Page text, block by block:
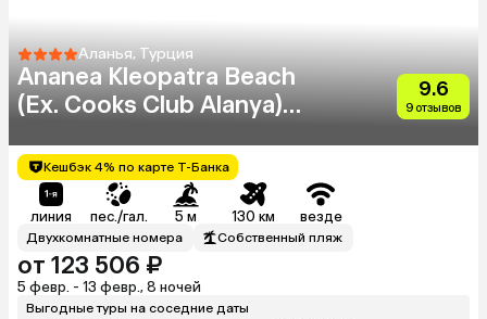
Аланья, Турция
Ananea Kleopatra Beach
(Ex. Cooks Club Alanya)
9.6
9 отзывов
Кешбэк 4% по карте Т-Банка
линия пес./гал. 5 м 130 км везде
Двухкомнатные номера Собственный пляж
от 123 506 ₽
5 февр. - 13 февр., 8 ночей
Выгодные туры на соседние даты